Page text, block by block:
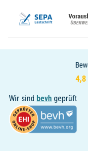
Wir sind bevh geprüft